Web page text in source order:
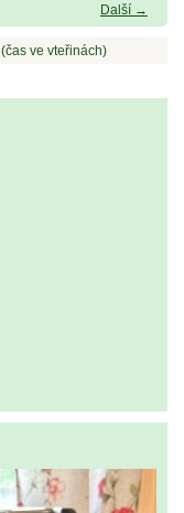
Další →
(čas ve vteřinách)